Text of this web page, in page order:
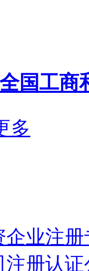
国工
多
企业注册
注册认